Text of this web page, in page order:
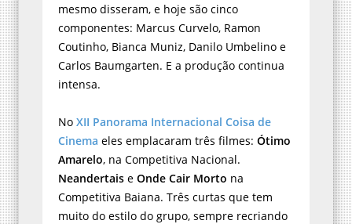
mesmo disseram, e hoje são cinco
componentes: Marcus Curvelo, Ramon
Coutinho, Bianca Muniz, Danilo Umbelino e
Carlos Baumgarten. E a produção continua
intensa.
No XII Panorama Internacional Coisa de
Cinema eles emplacaram três filmes: Ótimo
Amarelo, na Competitiva Nacional.
Neandertais e Onde Cair Morto na
Competitiva Baiana. Três curtas que tem
muito do estilo do grupo, sempre recriando